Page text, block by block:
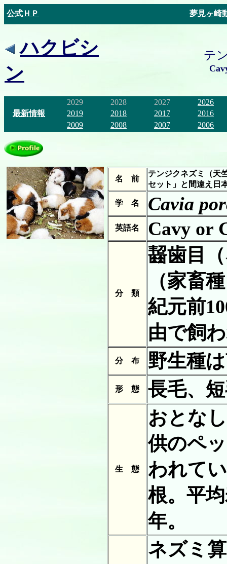
公式ＨＰ 夢見ヶ崎
ハクビシ
ン
テ
最新情報
2029 2028 2027
2026
2019
2018 2017
2016
2009
2008 2007 2006
名 前
テンジクネズミ（天
セット」と間違え日
学 名 Cavia
英語名 Cavy or
分 類
齧歯目
（家畜
紀元前
由で飼
分 布 野生種
形 態 長毛、
生 態
おとな
供のペ
われて
根。平
年。
ネズミ